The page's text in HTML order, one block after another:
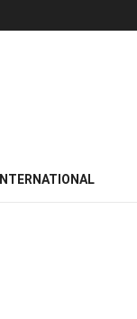
INTERNATIONAL